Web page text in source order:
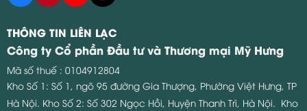
THÔNG TIN LIÊN LẠC
Công ty Cổ phần Đầu tư và Thương mại Mỹ Hưng
Mã số thuế : 0104912804
Kho Số 1: Số 1, ngõ 95 đường Gia Thượng, Phường Việt Hưng, TP
Hà Nội. Kho Số 2: Số 302 Ngọc Hồi, Huyện Thanh Trì, Hà Nội. Kho